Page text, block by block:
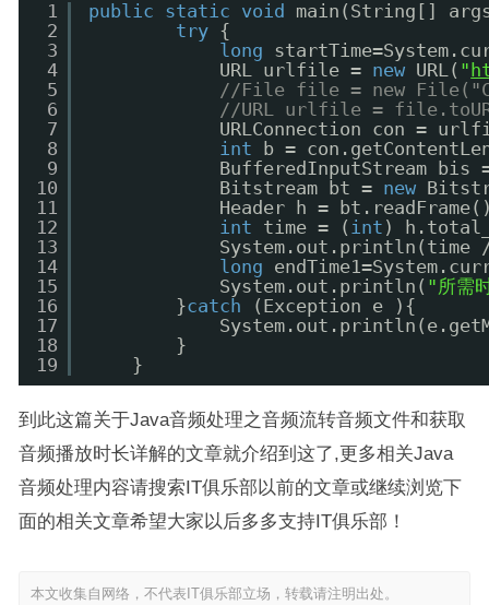
1
2
3
4
5
6
7
8
9
10
11
12
13
14
15
16
17
18
19
public static void
main(String[]
try {
long
URL urlfile = new URL( "
//File file = new
//URL urlfile =
URLConnection con =
int
b =
BufferedInputStream bis
Bitstream bt = new
Header h =
int
time = ( int )
long
System.out.println( "所需
}catch
(Exception e ){
}
}
到此这篇关于Java音频处理之音频流转音频文件和获取
音频播放时长详解的文章就介绍到这了,更多相关Java
音频处理内容请搜索IT俱乐部以前的文章或继续浏览下
面的相关文章希望大家以后多多支持IT俱乐部！
本文收集自网络，不代表IT俱乐部立场，转载请注明出处。